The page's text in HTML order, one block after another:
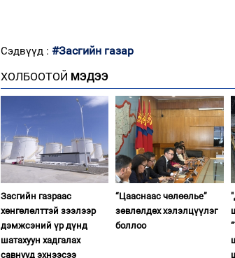
Сэдвүүд : #Засгийн газар
ХОЛБООТОЙ МЭДЭЭ
Засгийн газраас
хөнгөлөлттэй зээлээр
дэмжсэний үр дүнд
шатахуун хадгалах
савнууд эхнээсээ
“Цааснаас чөлөөлье”
зөвлөлдөх хэлэлцүүлэг
боллоо